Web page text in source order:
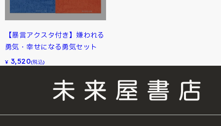
【暴言アクスタ付き】嫌われる
勇気・幸せになる勇気セット
¥ 3,520(税込)